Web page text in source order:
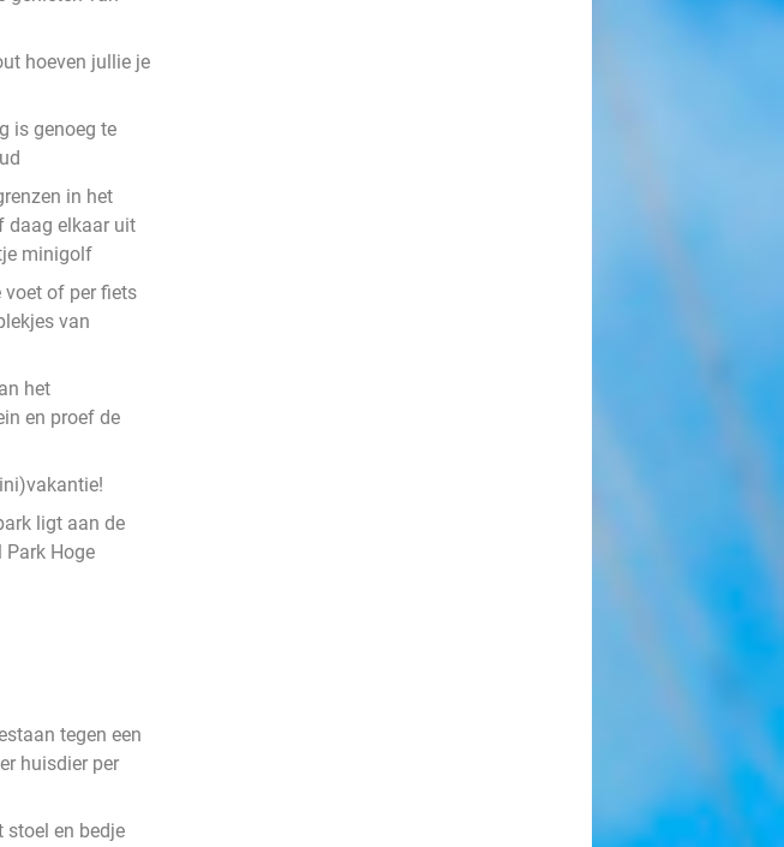
hoeven jullie je
is genoeg te
in het
daag elkaar uit
minigolf
voet of per fiets
van
het
en proef de
ligt aan de
Park Hoge
tegen een
huisdier per
stoel en bedje